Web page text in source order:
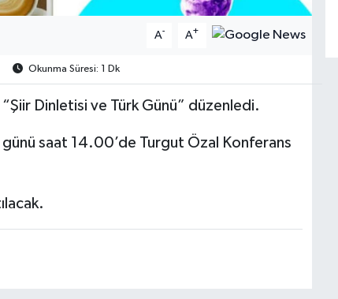
A- A+
Okunma Süresi: 1 Dk
Dinletisi ve Türk Günü” düzenledi.
saat 14.00’de Turgut Özal Konferans